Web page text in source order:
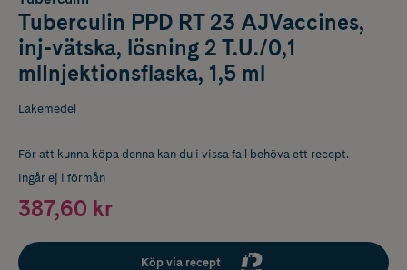
Tuberculin PPD RT 23 AJVaccines,
inj-vätska, lösning 2 T.U./0,1
mlInjektionsflaska, 1,5 ml
Läkemedel
För att kunna köpa denna kan du i vissa fall behöva ett recept.
Ingår ej i förmån
387,60 kr
Köp via recept